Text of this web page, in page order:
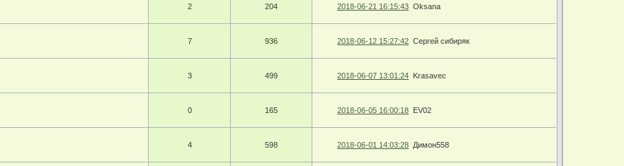
2
204 2018-06-21 16:15:43 Oksana
7
936 2018-06-12 15:27:42 Сергей сибиряк
3
499 2018-06-07 13:01:24 Krasavec
0
165 2018-06-05 16:00:18 EV02
4
598 2018-06-01 14:03:28 Димон558